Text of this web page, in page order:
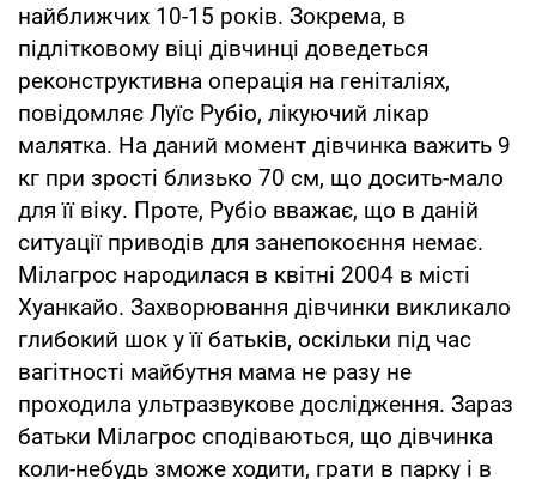
найближчих 10-15 років. Зокрема, в
підлітковому віці дівчинці доведеться
реконструктивна операція на геніталіях,
повідомляє Луїс Рубіо, лікуючий лікар
малятка. На даний момент дівчинка важить 9
кг при зрості близько 70 см, що досить-мало
для її віку. Проте, Рубіо вважає, що в даній
ситуації приводів для занепокоєння немає.
Мілагрос народилася в квітні 2004 в місті
Хуанкайо. Захворювання дівчинки викликало
глибокий шок у її батьків, оскільки під час
вагітності майбутня мама не разу не
проходила ультразвукове дослідження. Зараз
батьки Мілагрос сподіваються, що дівчинка
коли-небудь зможе ходити, грати в парку і в